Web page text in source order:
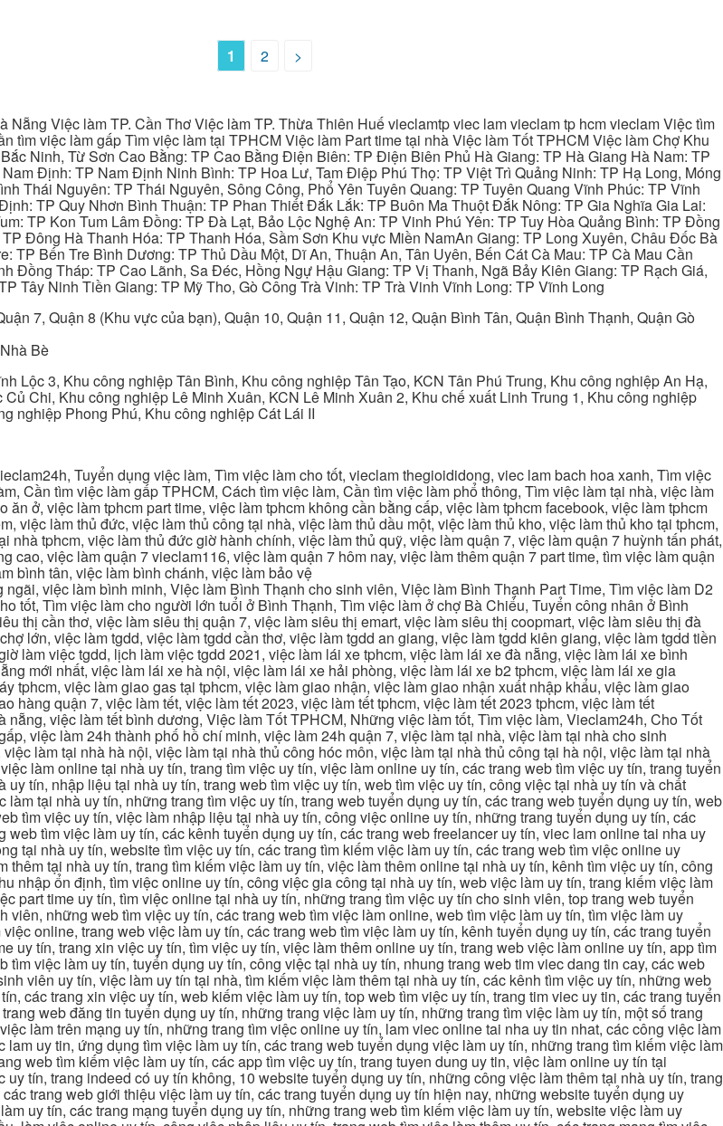
1 2 >
Việc làm TP. Cần Thơ Việc làm TP. Thừa Thiên Huế vieclamtp viec lam vieclam tp hcm vieclam Việc tìm
việc làm gấp Tìm việc làm tại TPHCM Việc làm Part time tại nhà Việc làm Tốt TPHCM Việc làm Chợ Khu
Ninh, Từ Sơn Cao Bằng: TP Cao Bằng Điện Biên: TP Điện Biên Phủ Hà Giang: TP Hà Giang Hà Nam: TP
Định: TP Nam Định Ninh Bình: TP Hoa Lư, Tam Điệp Phú Thọ: TP Việt Trì Quảng Ninh: TP Hạ Long, Móng
Thái Nguyên: TP Thái Nguyên, Sông Công, Phổ Yên Tuyên Quang: TP Tuyên Quang Vĩnh Phúc: TP Vĩnh
TP Quy Nhơn Bình Thuận: TP Phan Thiết Đắk Lắk: TP Buôn Ma Thuột Đắk Nông: TP Gia Nghĩa Gia Lai:
TP Kon Tum Lâm Đồng: TP Đà Lạt, Bảo Lộc Nghệ An: TP Vinh Phú Yên: TP Tuy Hòa Quảng Bình: TP Đồng
Đông Hà Thanh Hóa: TP Thanh Hóa, Sầm Sơn Khu vực Miền NamAn Giang: TP Long Xuyên, Châu Đốc Bà
TP Bến Tre Bình Dương: TP Thủ Dầu Một, Dĩ An, Thuận An, Tân Uyên, Bến Cát Cà Mau: TP Cà Mau Cần
Đồng Tháp: TP Cao Lãnh, Sa Đéc, Hồng Ngự Hậu Giang: TP Vị Thanh, Ngã Bảy Kiên Giang: TP Rạch Giá,
Tây Ninh Tiền Giang: TP Mỹ Tho, Gò Công Trà Vinh: TP Trà Vinh Vĩnh Long: TP Vĩnh Long
7, Quận 8 (Khu vực của bạn), Quận 10, Quận 11, Quận 12, Quận Bình Tân, Quận Bình Thạnh, Quận Gò
Bè
Lộc 3, Khu công nghiệp Tân Bình, Khu công nghiệp Tân Tạo, KCN Tân Phú Trung, Khu công nghiệp An Hạ,
Chi, Khu công nghiệp Lê Minh Xuân, KCN Lê Minh Xuân 2, Khu chế xuất Linh Trung 1, Khu công nghiệp
nghiệp Phong Phú, Khu công nghiệp Cát Lái II
Tuyển dụng việc làm, Tìm việc làm cho tốt, vieclam thegioididong, viec lam bach hoa xanh, Tìm việc
Cần tìm việc làm gấp TPHCM, Cách tìm việc làm, Cần tìm việc làm phổ thông, Tìm việc làm tại nhà, việc làm
ở, việc làm tphcm part time, việc làm tphcm không cần bằng cấp, việc làm tphcm facebook, việc làm tphcm
việc làm thủ đức, việc làm thủ công tại nhà, việc làm thủ dầu một, việc làm thủ kho, việc làm thủ kho tại tphcm,
tphcm, việc làm thủ đức giờ hành chính, việc làm thủ quỹ, việc làm quận 7, việc làm quận 7 huỳnh tấn phát,
việc làm quận 7 vieclam116, việc làm quận 7 hôm nay, việc làm thêm quận 7 part time, tìm việc làm quận
bình tân, việc làm bình chánh, việc làm bảo vệ
việc làm bình minh, Việc làm Bình Thạnh cho sinh viên, Việc làm Bình Thạnh Part Time, Tìm việc làm D2
tốt, Tìm việc làm cho người lớn tuổi ở Bình Thạnh, Tìm việc làm ở chợ Bà Chiểu, Tuyển công nhân ở Bình
thị cần thơ, việc làm siêu thị quận 7, việc làm siêu thị emart, việc làm siêu thị coopmart, việc làm siêu thị đà
lớn, việc làm tgdd, việc làm tgdd cần thơ, việc làm tgdd an giang, việc làm tgdd kiên giang, việc làm tgdd tiền
làm việc tgdd, lịch làm việc tgdd 2021, việc làm lái xe tphcm, việc làm lái xe đà nẵng, việc làm lái xe bình
mới nhất, việc làm lái xe hà nội, việc làm lái xe hải phòng, việc làm lái xe b2 tphcm, việc làm lái xe gia
tphcm, việc làm giao gas tại tphcm, việc làm giao nhận, việc làm giao nhận xuất nhập khẩu, việc làm giao
hàng quận 7, việc làm tết, việc làm tết 2023, việc làm tết tphcm, việc làm tết 2023 tphcm, việc làm tết
việc làm tết bình dương, Việc làm Tốt TPHCM, Những việc làm tốt, Tìm việc làm, Vieclam24h, Cho Tốt
việc làm 24h thành phố hồ chí minh, việc làm 24h quận 7, việc làm tại nhà, việc làm tại nhà cho sinh
làm tại nhà hà nội, việc làm tại nhà thủ công hóc môn, việc làm tại nhà thủ công tại hà nội, việc làm tại nhà
làm online tại nhà uy tín, trang tìm việc uy tín, việc làm online uy tín, các trang web tìm việc uy tín, trang tuyển
tín, nhập liệu tại nhà uy tín, trang web tìm việc uy tín, web tìm việc uy tín, công việc tại nhà uy tín và chất
tại nhà uy tín, những trang tìm việc uy tín, trang web tuyển dụng uy tín, các trang web tuyển dụng uy tín, web
tìm việc uy tín, việc làm nhập liệu tại nhà uy tín, công việc online uy tín, những trang tuyển dụng uy tín, các
tìm việc làm uy tín, các kênh tuyển dụng uy tín, các trang web freelancer uy tín, viec lam online tai nha uy
tại nhà uy tín, website tìm việc uy tín, các trang tìm kiếm việc làm uy tín, các trang web tìm việc online uy
tại nhà uy tín, trang tìm kiếm việc làm uy tín, việc làm thêm online tại nhà uy tín, kênh tìm việc uy tín, công
nhập ổn định, tìm việc online uy tín, công việc gia công tại nhà uy tín, web việc làm uy tín, trang kiếm việc làm
part time uy tín, tìm việc online tại nhà uy tín, những trang tìm việc uy tín cho sinh viên, top trang web tuyển
những web tìm việc uy tín, các trang web tìm việc làm online, web tìm việc làm uy tín, tìm việc làm uy
online, trang web việc làm uy tín, các trang web tìm việc làm uy tín, kênh tuyển dụng uy tín, các trang tuyển
uy tín, trang xin việc uy tín, tìm việc uy tín, việc làm thêm online uy tín, trang web việc làm online uy tín, app tìm
việc làm uy tín, tuyển dụng uy tín, công việc tại nhà uy tín, nhung trang web tim viec dang tin cay, các web
viên uy tín, việc làm uy tín tại nhà, tìm kiếm việc làm thêm tại nhà uy tín, các kênh tìm việc uy tín, những web
các trang xin việc uy tín, web kiếm việc làm uy tín, top web tìm việc uy tín, trang tim viec uy tin, các trang tuyển
web đăng tin tuyển dụng uy tín, những trang việc làm uy tín, những trang tìm việc làm uy tín, một số trang
làm trên mạng uy tín, những trang tìm việc online uy tín, lam viec online tai nha uy tin nhat, các công việc làm
uy tin, ứng dụng tìm việc làm uy tín, các trang web tuyển dụng việc làm uy tín, những trang tìm kiếm việc làm
web tìm kiếm việc làm uy tín, các app tìm việc uy tín, trang tuyen dung uy tin, việc làm online uy tín tại
tín, trang indeed có uy tín không, 10 website tuyển dụng uy tín, những công việc làm thêm tại nhà uy tín, trang
trang web giới thiệu việc làm uy tín, các trang tuyển dụng uy tín hiện nay, những website tuyển dụng uy
uy tín, các trang mạng tuyển dụng uy tín, những trang web tìm kiếm việc làm uy tín, website việc làm uy